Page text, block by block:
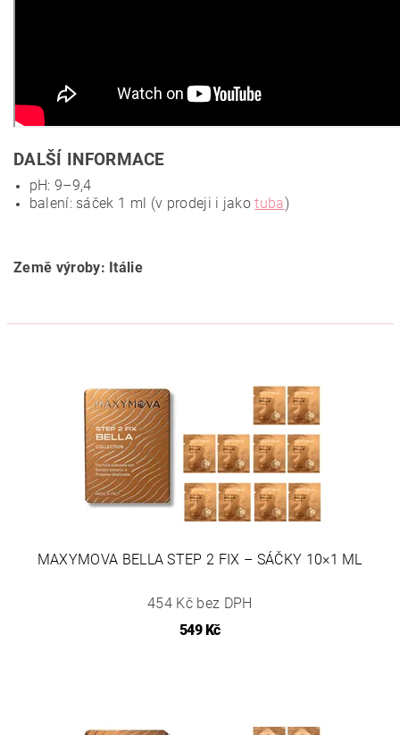
DALŠÍ INFORMACE
pH: 9–9,4
balení: sáček 1 ml (v prodeji i jakotuba)
Země výroby: Itálie
MAXYMOVA BELLA STEP 2 FIX – SÁČKY 10×1 ML
454 Kč bez DPH
549 Kč